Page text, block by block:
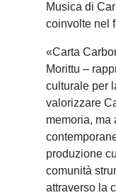
Musica di
coinvolte nel
«Carta
Morittu –
culturale per
valorizzare
memoria, ma
produzione
comunità
attraverso la